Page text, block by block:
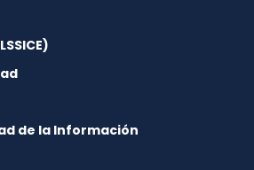
de la Información